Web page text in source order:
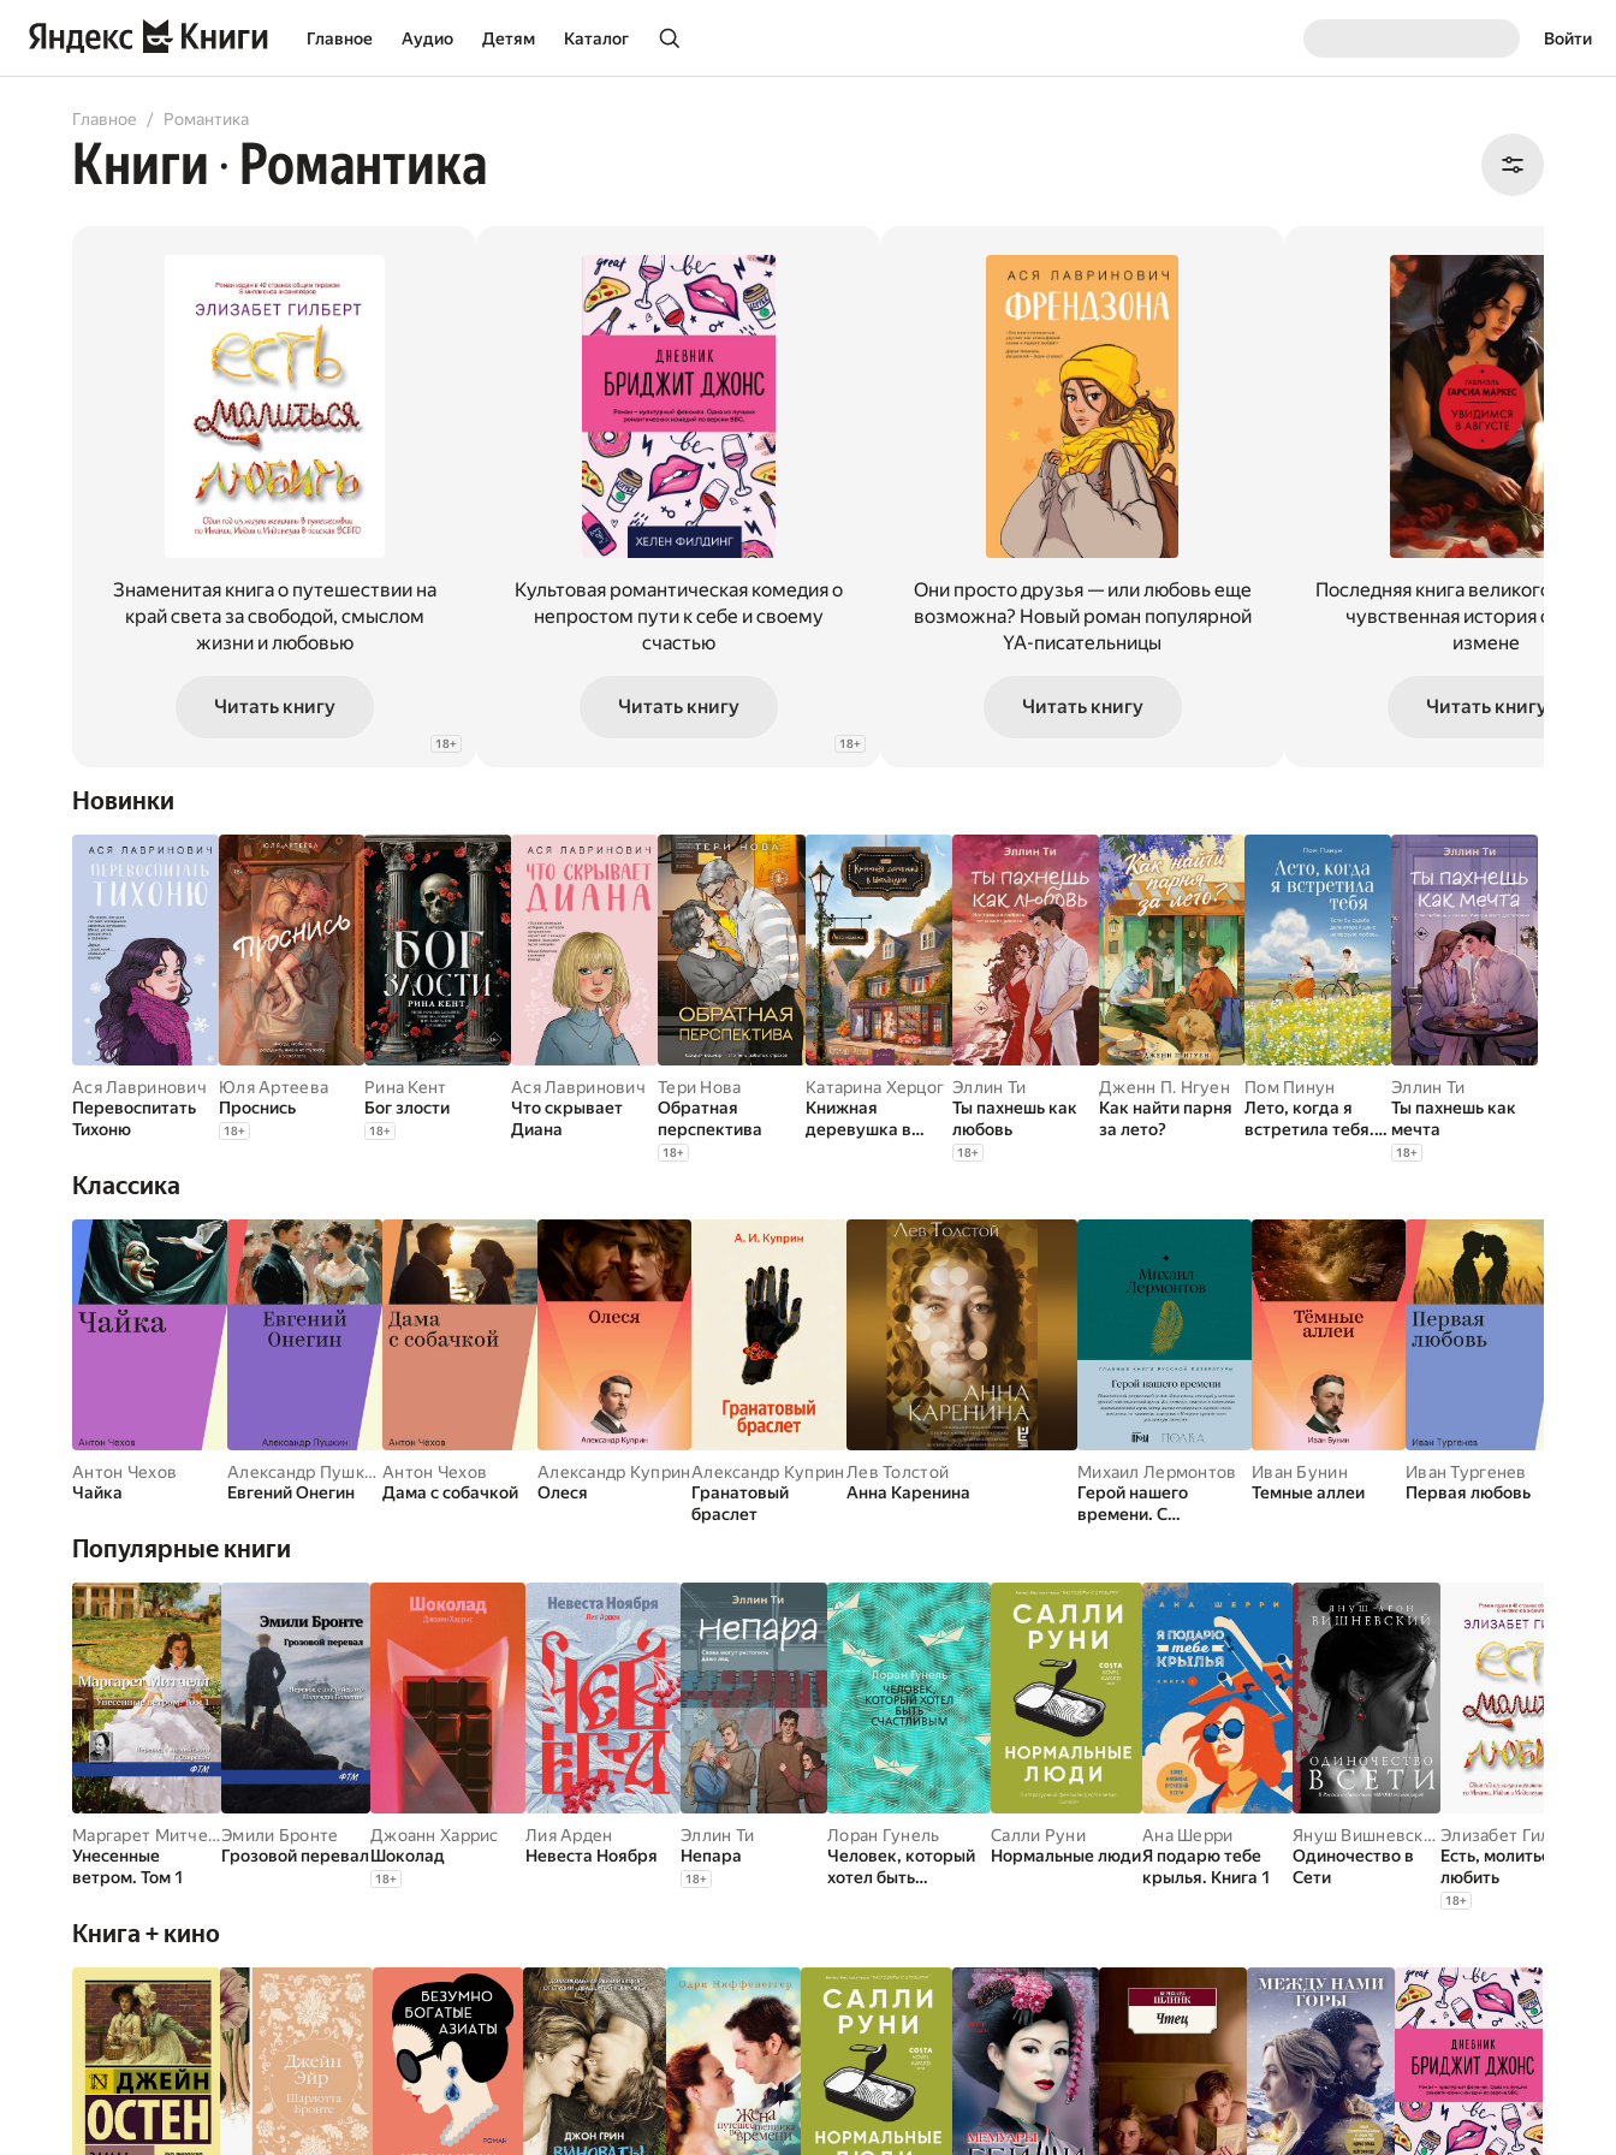
Главное Аудио Детям Каталог Войти
Главное Романтика
BooksAudiobooks
Книги • Романтика
Знаменитая книга о путешествии на
край света за свободой, смыслом
жизни и любовью
Читать книгу
18+
Культовая романтическая комедия о
непростом пути к себе и своему
счастью
Читать книгу
18+
Они просто друзья — или любовь еще
возможна? Новый роман популярной
YA-писательницы
Читать книгу
Последняя книга великого
чувственная история о любви
измене
Читать книгу
Новинки
Ася Лавринович
Перевоспитать
Тихоню
Юля Артеева
Проснись
18+
Рина Кент
Бог злости
18+
Ася Лавринович
Что скрывает
Диана
Тери Нова
Обратная
перспектива
18+
Катарина Херцог
Книжная
деревушка в
Эллин Ти
Ты пахнешь как
любовь
18+
Дженн П. Нгуен
Как найти парня
за лето?
Пом Пинун
Лето, когда я
встретила тебя.
любовь
Эллин Ти
Ты пахнешь как
мечта
18+
Классика
Антон Чехов
Чайка
Александр Пушкин
Евгений Онегин
Антон Чехов
Дама с собачкой
Александр Куприн
Олеся
Александр Куприн
Гранатовый
браслет
Лев Толстой
Анна Каренина
Михаил Лермонтов
Герой нашего
времени. С
Иван Бунин
Темные аллеи
Иван Тургенев
Первая любовь
Популярные книги
Маргарет Митчелл
Унесенные
ветром. Том 1
Эмили Бронте
Грозовой перевал
Джоанн Харрис
Шоколад
18+
Лия Арден
Невеста Ноября
Эллин Ти
Непара
18+
Лоран Гунель
Человек, который
хотел быть
Салли Руни
Нормальные люди
Ана Шерри
Я подарю тебе
крылья. Книга 1
Януш Вишневский
Одиночество в
Сети
Элизабет Гилберт
Есть, молиться,
любить
18+
Книга + кино